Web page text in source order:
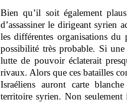
Bien qu’il soit également
d’assassiner le dirigeant syrien
les différentes organisations du
possibilité très probable. Si
lutte de pouvoir éclaterait
rivaux. Alors que ces batailles
Israéliens auront carte
territoire syrien. Non